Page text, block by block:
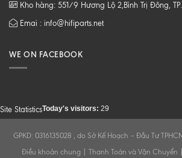
Kho hàng: 551/9 Hương Lộ 2,Bình Trị Đông,
Emai : info@hifiparts.net
WE ON FACEBOOK
Site StatisticsToday's visitors: 29
GPKD: 0316135028 , do Sở Kế Hoạch – Đầu Tư
Điều khoản chung| Thanh Toán và Vận Chuyển